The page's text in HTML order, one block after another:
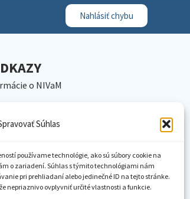
Súhlas
používame technológie, ako sú súbory cookie na
o zariadení. Súhlas s týmito technológiami nám
pri prehliadaní alebo jedinečné ID na tejto stránke.
nepriaznivo ovplyvniť určité vlastnosti a funkcie.
Nahlásiť chybu
o NIVaM